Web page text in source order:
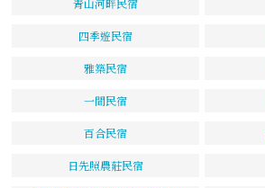
四季遊民宿
雅築民宿
一間民宿
百合民宿
日先照農莊民宿